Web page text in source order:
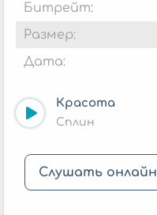
Битрейт:
Размер:
Дата:
Красота
Сплин
Слушать онлайн